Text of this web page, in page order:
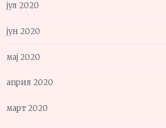
јул 2020
јун 2020
мај 2020
април 2020
март 2020